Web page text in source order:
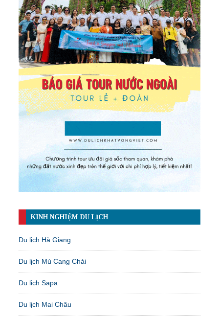
KINH NGHIỆM DU LỊCH
Du lịch Hà Giang
Du lịch Mù Cang Chải
Du lịch Sapa
Du lịch Mai Châu